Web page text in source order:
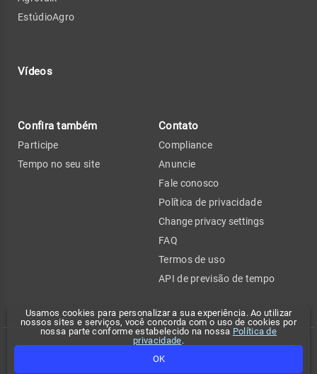
Usamos cookies para personalizar a sua experiência. Ao utilizar
nossos sites e serviços, você concorda com o uso de cookies por
nossa parte conforme estabelecido na nossa Política de
privacidade.
OK
EstúdioAgro
Vídeos
Confira também
Participe
Tempo no seu site
Contato
Compliance
Anuncie
Fale conosco
Política de privacidade
Change privacy settings
FAQ
Termos de uso
API de previsão de tempo
Copyright 2026 - Climatempo. Todos os direitos reservados.